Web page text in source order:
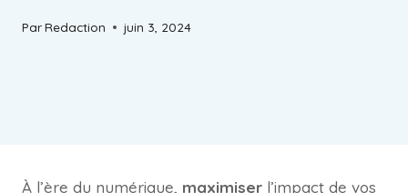
ParRedaction juin 3, 2024
À l’ère du numérique, maximiser l’impact de vos